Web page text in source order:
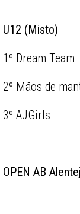
U12 (Misto)
1º Dream Team
2º Mãos de
3º AJGirls
OPEN AB